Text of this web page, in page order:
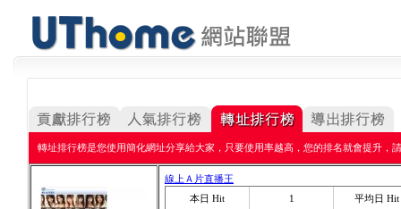
轉址排行榜是您使用簡化網址分享給大家，只要使用率越高，您的排名就會提升，
線上Ａ片直播王
本日 Hit
1 平均日 Hit